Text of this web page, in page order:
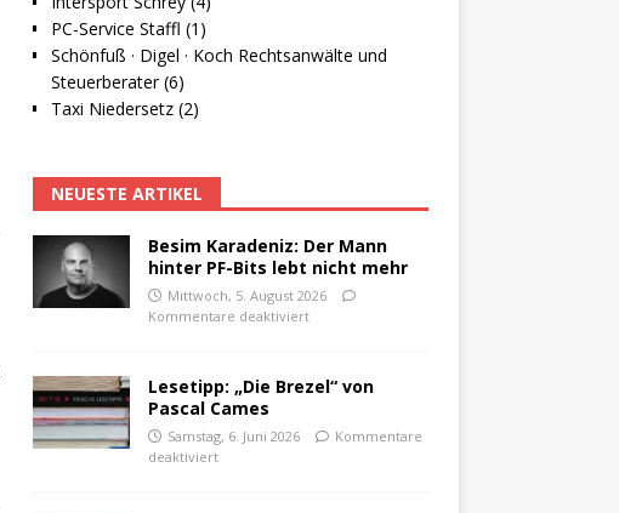
PC-Service Staffl (1)
Schönfuß · Digel · Koch Rechtsanwälte und
Steuerberater (6)
Taxi Niedersetz (2)
NEUESTE ARTIKEL
Besim Karadeniz: Der Mann
hinter PF-Bits lebt nicht mehr
Mittwoch, 5. August 2026
Kommentare deaktiviert
Lesetipp: „Die Brezel“ von
Pascal Cames
Samstag, 6. Juni 2026
Kommentare
deaktiviert